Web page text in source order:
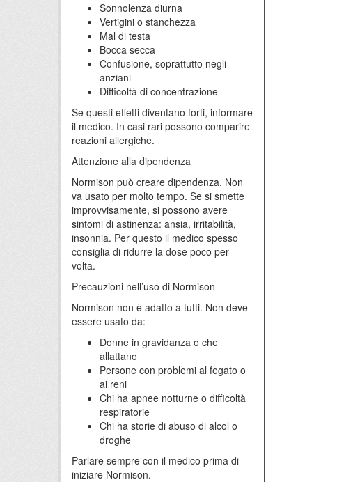
Sonnolenza diurna
Vertigini o stanchezza
Mal di testa
Bocca secca
Confusione, soprattutto negli
anziani
Difficoltà di concentrazione
Se questi effetti diventano forti, informare
il medico. In casi rari possono comparire
reazioni allergiche.
Attenzione alla dipendenza
Normison può creare dipendenza. Non
va usato per molto tempo. Se si smette
improvvisamente, si possono avere
sintomi di astinenza: ansia, irritabilità,
insonnia. Per questo il medico spesso
consiglia di ridurre la dose poco per
volta.
Precauzioni nell’uso di Normison
Normison non è adatto a tutti. Non deve
essere usato da:
Donne in gravidanza o che
allattano
Persone con problemi al fegato o
ai reni
Chi ha apnee notturne o difficoltà
respiratorie
Chi ha storie di abuso di alcol o
droghe
Parlare sempre con il medico prima di
iniziare Normison.